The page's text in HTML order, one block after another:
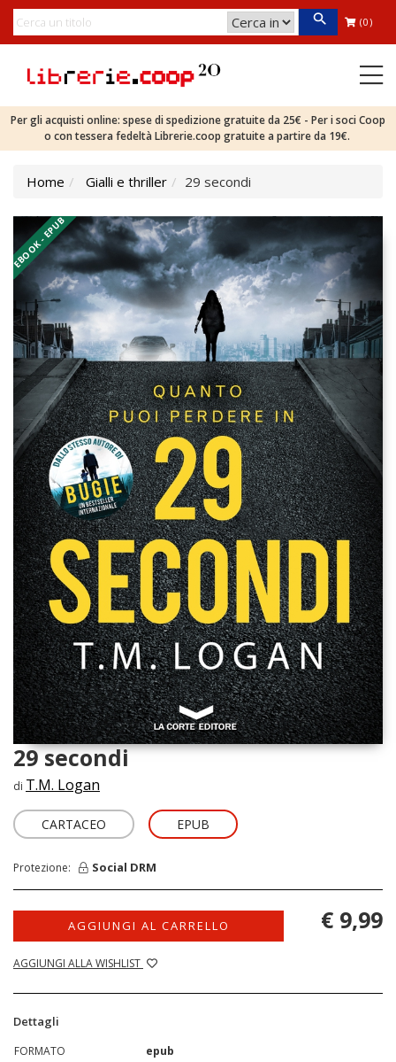
(0)
Per gli acquisti online: spese di spedizione gratuite da 25€ - Per i soci Coop
o con tessera fedeltà Librerie.coop gratuite a partire da 19€.
Home Gialli e thriller 29 secondi
EBOOK - EPUB
29 secondi
di T.M. Logan
CARTACEO EPUB
Protezione: Social DRM
AGGIUNGI AL CARRELLO
AGGIUNGI ALLA WISHLIST
€ 9,99
Dettagli
FORMATO
epub